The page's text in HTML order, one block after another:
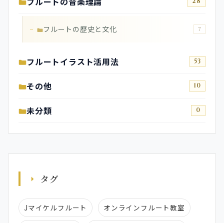
フルートの歴史と文化 7
フルートイラスト活用法 53
その他 10
未分類 0
タグ
Jマイケルフルート オンラインフルート教室